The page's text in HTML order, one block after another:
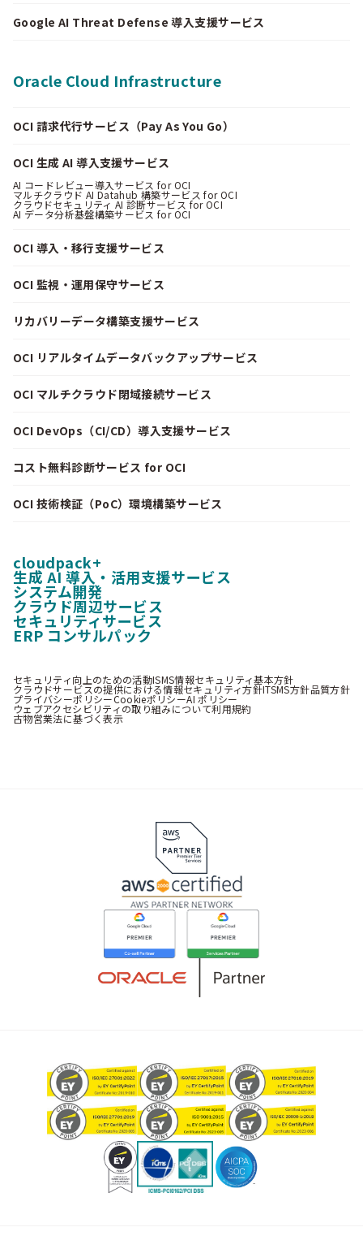
Google AI Threat Defense 導入支援サービス
Oracle Cloud Infrastructure
OCI 請求代行サービス（Pay As You Go）
OCI 生成 AI 導入支援サービス
AI コードレビュー導入サービス for OCI
マルチクラウド AI Datahub 構築サービス for OCI
クラウドセキュリティ AI 診断サービス for OCI
AI データ分析基盤構築サービス for OCI
OCI 導入・移行支援サービス
OCI 監視・運用保守サービス
リカバリーデータ構築支援サービス
OCI リアルタイムデータバックアップサービス
OCI マルチクラウド閉域接続サービス
OCI DevOps（CI/CD）導入支援サービス
コスト無料診断サービス for OCI
OCI 技術検証（PoC）環境構築サービス
cloudpack+
生成 AI 導入・活用支援サービス
システム開発
クラウド周辺サービス
セキュリティサービス
ERP コンサルパック
セキュリティ向上のための活動ISMS情報セキュリティ基本方針
クラウドサービスの提供における情報セキュリティ方針ITSMS方針品質方針
プライバシーポリシーCookieポリシーAI ポリシー
ウェブアクセシビリティの取り組みについて利用規約
古物営業法に基づく表示